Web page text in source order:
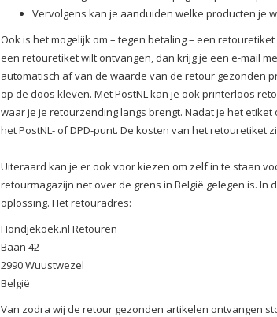
Vervolgens kan je aanduiden welke producten je
Ook is het mogelijk om – tegen betaling – een
een retouretiket wilt ontvangen, dan krijg je een e-mail
automatisch af van de waarde van de retour gezonden
op de doos kleven. Met PostNL kan je ook printerloos
waar je je retourzending langs brengt. Nadat je het
het PostNL- of DPD-punt. De kosten van het retouretiket
Uiteraard kan je er ook voor kiezen om zelf in te staan
retourmagazijn net over de grens in België gelegen is.
oplossing. Het retouradres:
Hondjekoek.nl Retouren
Baan 42
2990 Wuustwezel
België
Van zodra wij de retour gezonden artikelen ontvangen